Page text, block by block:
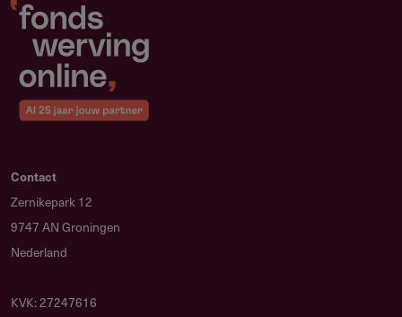
Contact
Zernikepark 12
9747 AN Groningen
Nederland
KVK: 27247616